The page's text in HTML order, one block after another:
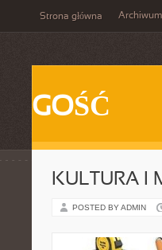
Strona główna Archiwum
GOŚĆ
KULTURA I
POSTED BY ADMIN